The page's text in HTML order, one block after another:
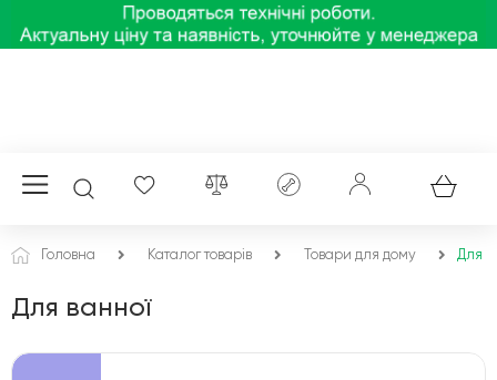
Головна Каталог товарів Товари для дому Для
Для ванної